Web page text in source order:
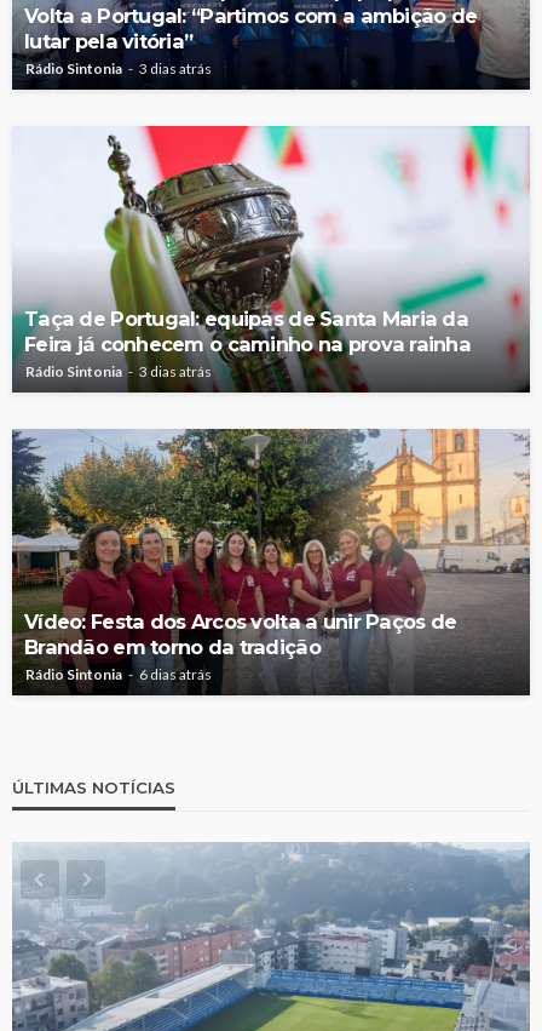
Volta a Portugal: “Partimos com a ambição de
lutar pela vitória”
Rádio Sintonia 3 dias atrás
Taça de Portugal: equipas de Santa Maria da
Feira já conhecem o caminho na prova rainha
Rádio Sintonia 3 dias atrás
Vídeo: Festa dos Arcos volta a unir Paços de
Brandão em torno da tradição
Rádio Sintonia 6 dias atrás
ÚLTIMAS NOTÍCIAS